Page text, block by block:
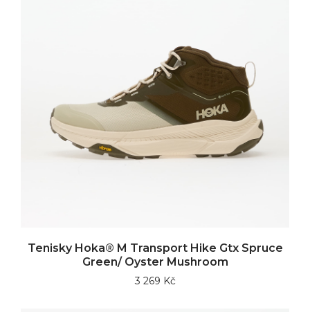
Tenisky Hoka® M Transport Hike Gtx Spruce
Green/ Oyster Mushroom
3 269 Kč